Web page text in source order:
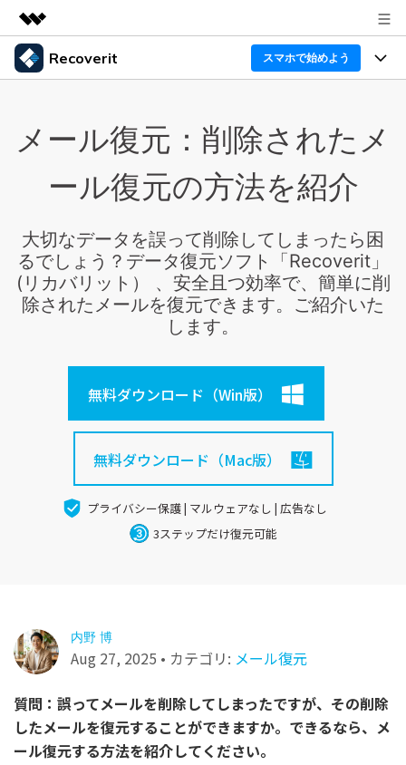
製品
概要
企業情報
プラン＆価格
サポート
Recoverit スマホで始めよう
Recoverit for Windows
Windowsデータ復元ならRecoverit！確実な復元技術と
スマホで始めよう
Recoverit for Mac
AI
Macの大切なデータを制限なく完全復元
スマホで始めよう
Recoverit 無料版
消えたデータ/ 誤削除したデータも完全無料で復元
関連製品（データ修復/ バックアップ）
Repairit - データ修復
UBackit - データバックアップ
機能一覧
ドライブから復元
削除されたメディアを復元
独自の復元ソリューション 新着
ドキュメントを復元
データ復元事例
データ復元
外付けデバイス復元
その他の復元
詳しくは
Recoveritとは
データ復元の専門家
人気内容
操作ガイド
search
スマホで始めよう
メール復元：削除されたメ
ール復元の方法を紹介
大切なデータを誤って削除してしまったら困
るでしょう？データ復元ソフト「Recoverit」
(リカバリット） 、安全且つ効率で、簡単に削
除されたメールを復元できます。ご紹介いた
します。
無料ダウンロード（Win版）
無料ダウンロード（Mac版）
プライバシー保護 | マルウェアなし | 広告なし
3ステップだけ復元可能
内野 博
Aug 27, 2025 • カテゴリ: メール復元
質問：誤ってメールを削除してしまったですが、その削除
したメールを復元することができますか。できるなら、メ
ール復元する方法を紹介してください。